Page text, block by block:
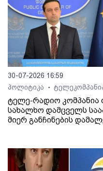
30-07-2026 16:59
პოლიტიკა
•
ტელე-რადიო კომპანია
სახალხო დამცველს
მიერ განჩინების